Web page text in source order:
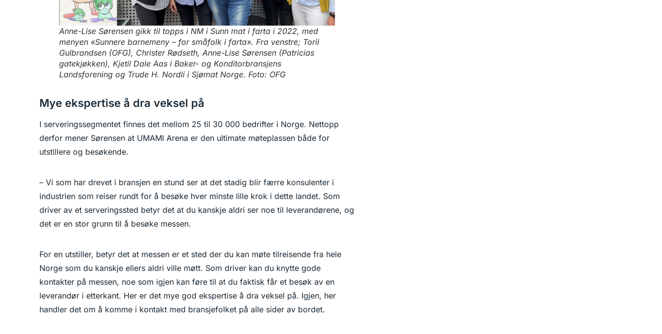
Anne-Lise Sørensen gikk til topps i NM i Sunn mat i farta i 2022, med
menyen «Sunnere barnemeny – for småfolk i farta». Fra venstre; Toril
Gulbrandsen (OFG), Christer Rødseth, Anne-Lise Sørensen (Patricias
gatekjøkken), Kjetil Dale Aas i Baker- og Konditorbransjens
Landsforening og Trude H. Nordli i Sjømat Norge. Foto: OFG
Mye ekspertise å dra veksel på
I serveringssegmentet finnes det mellom 25 til 30 000 bedrifter i Norge. Nettopp
derfor mener Sørensen at UMAMI Arena er den ultimate møteplassen både for
utstillere og besøkende.
– Vi som har drevet i bransjen en stund ser at det stadig blir færre konsulenter i
industrien som reiser rundt for å besøke hver minste lille krok i dette landet. Som
driver av et serveringssted betyr det at du kanskje aldri ser noe til leverandørene, og
det er en stor grunn til å besøke messen.
For en utstiller, betyr det at messen er et sted der du kan møte tilreisende fra hele
Norge som du kanskje ellers aldri ville møtt. Som driver kan du knytte gode
kontakter på messen, noe som igjen kan føre til at du faktisk får et besøk av en
leverandør i etterkant. Her er det mye god ekspertise å dra veksel på. Igjen, her
handler det om å komme i kontakt med bransjefolket på alle sider av bordet.